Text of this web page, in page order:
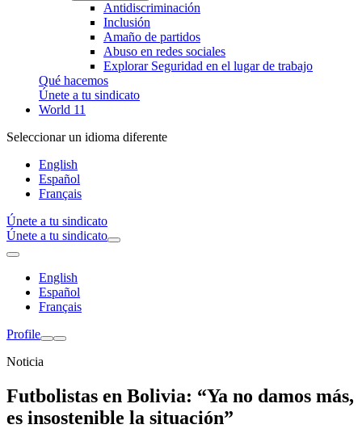
Antidiscriminación
Inclusión
Amaño de partidos
Abuso en redes sociales
Explorar Seguridad en el lugar de trabajo
Qué hacemos
Únete a tu sindicato
World 11
Seleccionar un idioma diferente
English
Español
Français
Únete a tu sindicato
Únete a tu sindicato
English
Español
Français
Profile
Noticia
Futbolistas en Bolivia: “Ya no damos más,
es insostenible la situación”